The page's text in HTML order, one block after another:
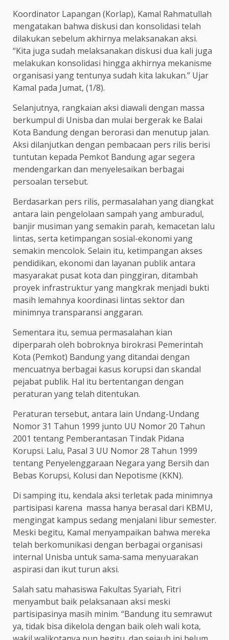
Koordinator Lapangan (Korlap), Kamal Rahmatullah
mengatakan bahwa diskusi dan konsolidasi telah
dilakukan sebelum akhirnya melaksanakan aksi.
“Kita juga sudah melaksanakan diskusi dua kali juga
melakukan konsolidasi hingga akhirnya mekanisme
organisasi yang tentunya sudah kita lakukan.” Ujar
Kamal pada Jumat, (1/8).
Selanjutnya, rangkaian aksi diawali dengan massa
berkumpul di Unisba dan mulai bergerak ke Balai
Kota Bandung dengan berorasi dan menutup jalan.
Aksi dilanjutkan dengan pembacaan pers rilis berisi
tuntutan kepada Pemkot Bandung agar segera
mendengarkan dan menyelesaikan berbagai
persoalan tersebut.
Berdasarkan pers rilis, permasalahan yang diangkat
antara lain pengelolaan sampah yang amburadul,
banjir musiman yang semakin parah, kemacetan lalu
lintas, serta ketimpangan sosial-ekonomi yang
semakin mencolok. Selain itu, ketimpangan akses
pendidikan, ekonomi dan layanan publik antara
masyarakat pusat kota dan pinggiran, ditambah
proyek infrastruktur yang mangkrak menjadi bukti
masih lemahnya koordinasi lintas sektor dan
minimnya transparansi anggaran.
Sementara itu, semua permasalahan kian
diperparah oleh bobroknya birokrasi Pemerintah
Kota (Pemkot) Bandung yang ditandai dengan
mencuatnya berbagai kasus korupsi dan skandal
pejabat publik. Hal itu bertentangan dengan
peraturan yang telah ditentukan.
Peraturan tersebut, antara lain Undang-Undang
Nomor 31 Tahun 1999 junto UU Nomor 20 Tahun
2001 tentang Pemberantasan Tindak Pidana
Korupsi. Lalu, Pasal 3 UU Nomor 28 Tahun 1999
tentang Penyelenggaraan Negara yang Bersih dan
Bebas Korupsi, Kolusi dan Nepotisme (KKN).
Di samping itu, kendala aksi terletak pada minimnya
partisipasi karena massa hanya berasal dari KBMU,
mengingat kampus sedang menjalani libur semester.
Meski begitu, Kamal menyampaikan bahwa mereka
telah berkomunikasi dengan berbagai organisasi
internal Unisba untuk sama-sama menyuarakan
aspirasi dan ikut turun aksi.
Salah satu mahasiswa Fakultas Syariah, Fitri
menyambut baik pelaksanaan aksi meski
partisipasinya masih minim. “Bandung itu semrawut
ya, tidak bisa dikelola dengan baik oleh wali kota,